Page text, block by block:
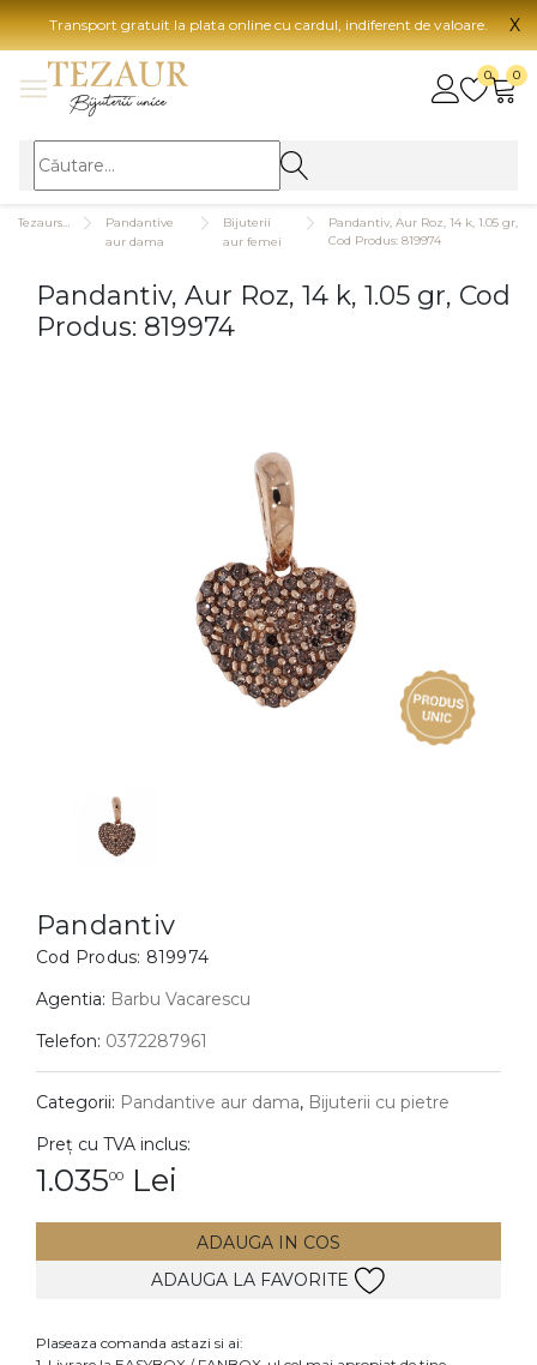
Transport gratuit la plata online cu cardul, indiferent de valoare. X
0 0
BIJUTERII
BIJUTERII FEMEI
Inele
Bratari
BIJUTERII COPII
Cercei
Bratari
Coliere
Lanturi
Pandantive
Inele
Cercei
Bratari
Lanturi
Pandantive
aur dama
Bijuterii
aur femei
Pandantiv, Aur Roz, 14 k, 1.05 gr,
Cod Produs: 819974
Pandantiv, Aur Roz, 14 k, 1.05 gr, Cod
Produs: 819974
Pandantiv
Cod Produs: 819974
Agentia: Barbu Vacarescu
Telefon: 0372287961
Categorii: Pandantive aur dama, Bijuterii cu pietre
Preț cu TVA inclus:
1.03500 Lei
ADAUGA IN COS
ADAUGA LA FAVORITE
Plaseaza comanda astazi si ai: